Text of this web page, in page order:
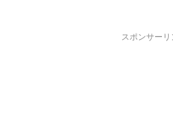
スポンサーリ